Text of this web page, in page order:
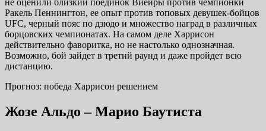
не оценили близкий поединок Виейры против чемпионки
Ракель Пеннингтон, ее опыт против топовых девушек-бойцов
UFC, черный пояс по дзюдо и множество наград в различных
борцовских чемпионатах. На самом деле Харрисон
действительно фаворитка, но не настолько однозначная.
Возможно, бой зайдет в третий раунд и даже пройдет всю
дистанцию.
Прогноз: победа Харрисон решением
Жозе Альдо – Марио Баутиста